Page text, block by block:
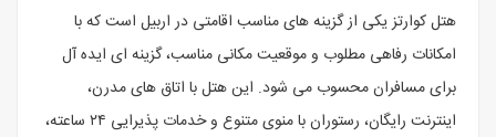
هتل کوارتز یکی از گزینه های مناسب اقامتی در اربیل است که با
امکانات رفاهی مطلوب و موقعیت مکانی مناسب، گزینه ای ایده آل
برای مسافران محسوب می شود. این هتل با اتاق های مدرن،
اینترنت رایگان، رستوران با منوی متنوع و خدمات پذیرایی ۲۴ ساعته،